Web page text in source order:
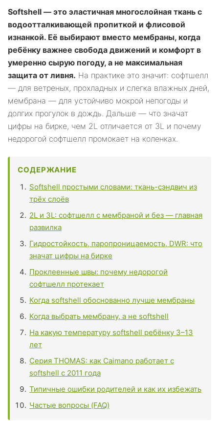
Softshell — это эластичная многослойная ткань с
водоотталкивающей пропиткой и флисовой
изнанкой. Её выбирают вместо мембраны, когда
ребёнку важнее свобода движений и комфорт в
умеренно сырую погоду, а не максимальная
защита от ливня. На практике это значит: софтшелл
— для ветреных, прохладных и слегка влажных дней,
мембрана — для устойчиво мокрой непогоды и
долгих прогулок в дождь. Дальше — что значат
цифры на бирке, чем 2L отличается от 3L и почему
недорогой софтшелл промокает на коленках.
СОДЕРЖАНИЕ
Softshell простыми словами: ткань-сэндвич из
трёх слоёв
2L и 3L: софтшелл с мембраной и без — главная
развилка
Гидростойкость, паропроницаемость, DWR: что
значат цифры на бирке
Проклеенные швы: почему недорогой
софтшелл протекает
Когда softshell обоснованно лучше мембраны
Когда выбрать мембрану, а не softshell
На какую температуру softshell ребёнку 3–13
лет
Серия THOMAS: как Caimano работает с
softshell с 2011 года
Типичные ошибки родителей и как их избежать
Частые вопросы (FAQ)